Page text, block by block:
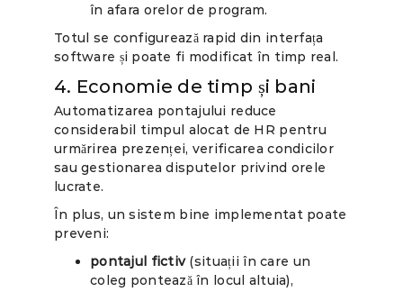
în afara orelor de program.
Totul se configurează rapid din interfața
software și poate fi modificat în timp real.
4. Economie de timp și bani
Automatizarea pontajului reduce
considerabil timpul alocat de HR pentru
urmărirea prezenței, verificarea condicilor
sau gestionarea disputelor privind orele
lucrate.
În plus, un sistem bine implementat poate
preveni:
pontajul fictiv(situații în care un
coleg pontează în locul altuia),